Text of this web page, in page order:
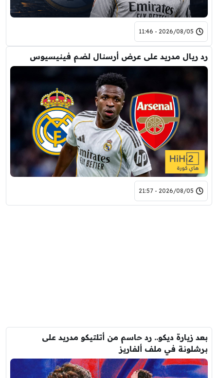
2026/08/05 - 11:46
رد ريال مدريد على عرض أرسنال لضم فينيسيوس
2026/08/05 - 21:57
بعد زيارة ديكو.. رد حاسم من أتلتيكو مدريد على
برشلونة في ملف ألفاريز